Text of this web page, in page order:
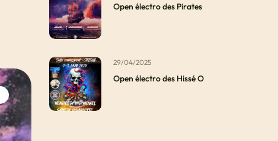
Open électro des Pirates
29/04/2025
Open électro des Hissé O